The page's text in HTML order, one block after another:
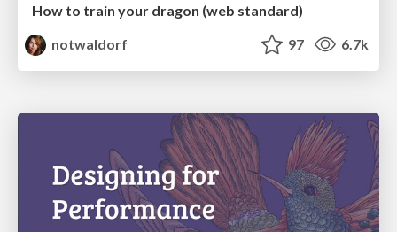
How to train your dragon (web standard)
notwaldorf
97 6.7k